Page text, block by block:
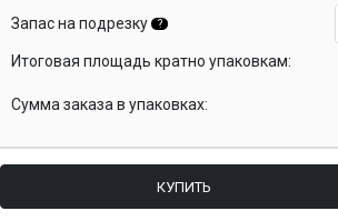
Запас на подрезку ?
Итоговая площадь кратно упаковкам:
Сумма заказа в упаковках:
КУПИТЬ